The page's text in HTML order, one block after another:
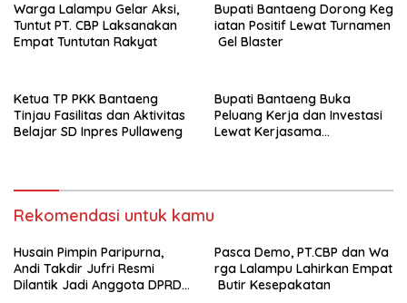
Warga Lalampu Gelar Aksi,
Tuntut PT. CBP Laksanakan
Empat Tuntutan Rakyat
Bupati Bantaeng Dorong Keg
iatan Positif Lewat Turnamen
Gel Blaster
Ketua TP PKK Bantaeng
Tinjau Fasilitas dan Aktivitas
Belajar SD Inpres Pullaweng
Bupati Bantaeng Buka
Peluang Kerja dan Investasi
Lewat Kerjasama
Rekomendasi untuk kamu
Husain Pimpin Paripurna,
Andi Takdir Jufri Resmi
Dilantik Jadi Anggota DPRD
Pasca Demo, PT.CBP dan Wa
rga Lalampu Lahirkan Empat
Butir Kesepakatan